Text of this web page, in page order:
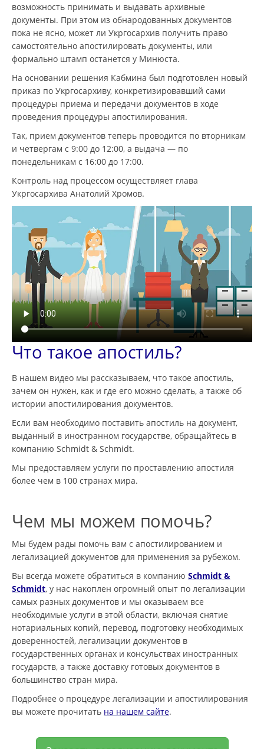
возможность принимать и выдавать архивные
документы. При этом из обнародованных документов
пока не ясно, может ли Укргосархив получить право
самостоятельно апостилировать документы, или
формально штамп останется у Минюста.
На основании решения Кабмина был подготовлен новый
приказ по Укргосархиву, конкретизировавший сами
процедуры приема и передачи документов в ходе
проведения процедуры апостилирования.
Так, прием документов теперь проводится по вторникам
и четвергам с 9:00 до 12:00, а выдача — по
понедельникам с 16:00 до 17:00.
Контроль над процессом осуществляет глава
Укргосархива Анатолий Хромов.
Что такое апостиль?
В нашем видео мы рассказываем, что такое апостиль,
зачем он нужен, как и где его можно сделать, а также об
истории апостилирования документов.
Если вам необходимо поставить апостиль на документ,
выданный в иностранном государстве, обращайтесь в
компанию Schmidt & Schmidt.
Мы предоставляем услуги по проставлению апостиля
более чем в 100 странах мира.
Чем мы можем помочь?
Мы будем рады помочь вам с апостилированием и
легализацией документов для применения за рубежом.
Вы всегда можете обратиться в компанию Schmidt &
Schmidt, у нас накоплен огромный опыт по легализации
самых разных документов и мы оказываем все
необходимые услуги в этой области, включая снятие
нотариальных копий, перевод, подготовку необходимых
доверенностей, легализации документов в
государственных органах и консульствах иностранных
государств, а также доставку готовых документов в
большинство стран мира.
Подробнее о процедуре легализации и апостилирования
вы можете прочитать на нашем сайте.